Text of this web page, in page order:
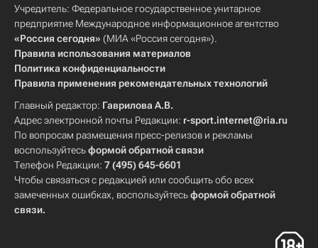
Учредитель: Федеральное государственное унитарное
предприятие Международное информационное агентство
«Россия сегодня» (МИА «Россия сегодня»).
Правила использования материалов
Политика конфиденциальности
Правила применения рекомендательных технологий
Главный редактор: Гаврилова А.В.
Адрес электронной почты Редакции: r-sport.internet@ria.ru
По вопросам размещения пресс-релизов и рекламы
воспользуйтесьформой обратной связи
Телефон Редакции: 7 (495) 645-6601
Чтобы связаться с редакцией или сообщить обо всех
замеченных ошибках, воспользуйтесьформой обратной
связи.